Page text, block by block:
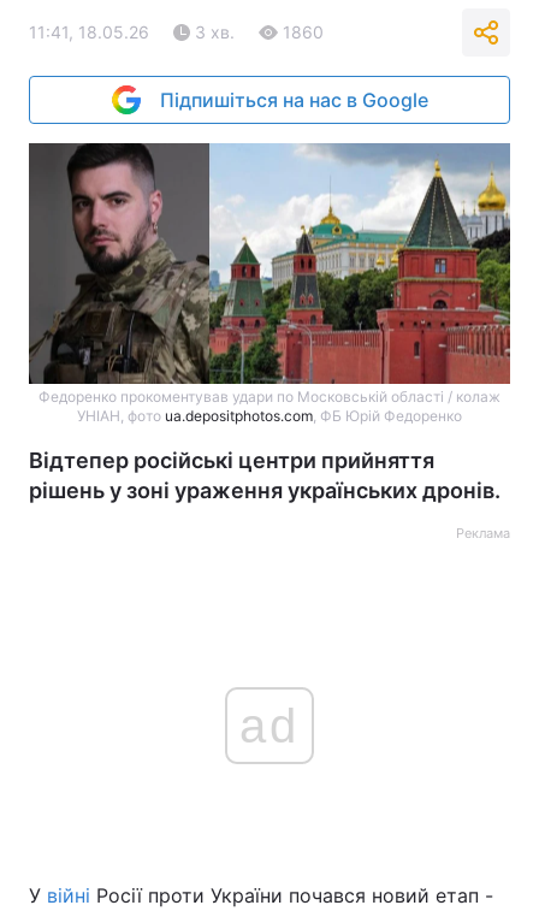
11:41, 18.05.26 3 хв. 1860
Підпишіться на нас в Google
Федоренко прокоментував удари по Московській області / колаж
УНІАН, фото ua.depositphotos.com, ФБ Юрій Федоренко
Відтепер російські центри прийняття
рішень у зоні ураження українських дронів.
Реклама
ad
У війні Росії проти України почався новий етап -